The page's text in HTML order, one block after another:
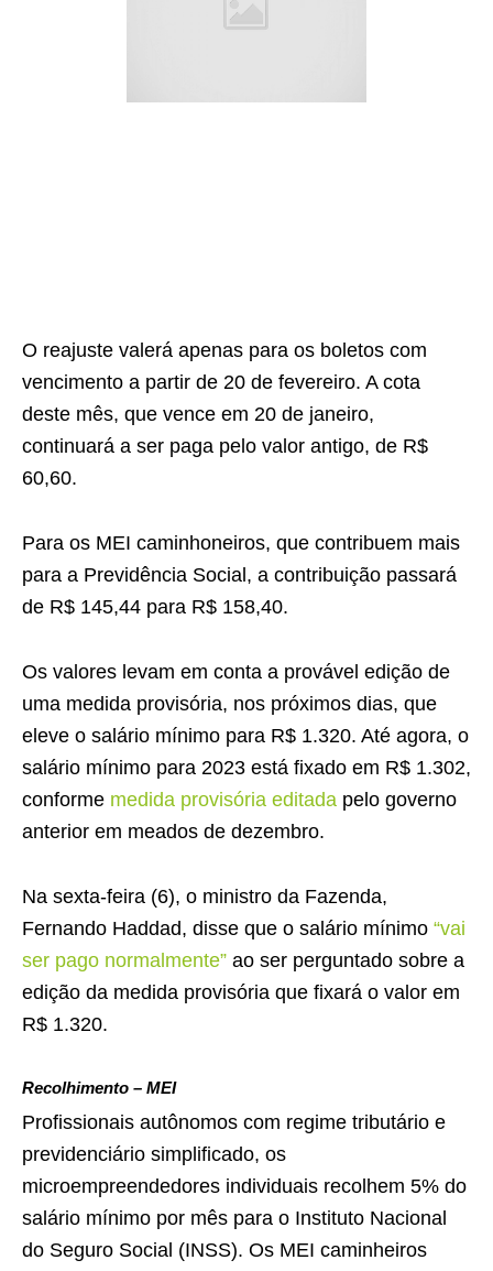
O reajuste valerá apenas para os boletos com
vencimento a partir de 20 de fevereiro. A cota
deste mês, que vence em 20 de janeiro,
continuará a ser paga pelo valor antigo, de R$
60,60.
Para os MEI caminhoneiros, que contribuem mais
para a Previdência Social, a contribuição passará
de R$ 145,44 para R$ 158,40.
Os valores levam em conta a provável edição de
uma medida provisória, nos próximos dias, que
eleve o salário mínimo para R$ 1.320. Até agora, o
salário mínimo para 2023 está fixado em R$ 1.302,
conforme medida provisória editada pelo governo
anterior em meados de dezembro.
Na sexta-feira (6), o ministro da Fazenda,
Fernando Haddad, disse que o salário mínimo “vai
ser pago normalmente” ao ser perguntado sobre a
edição da medida provisória que fixará o valor em
R$ 1.320.
Recolhimento – MEI
Profissionais autônomos com regime tributário e
previdenciário simplificado, os
microempreendedores individuais recolhem 5% do
salário mínimo por mês para o Instituto Nacional
do Seguro Social (INSS). Os MEI caminheiros